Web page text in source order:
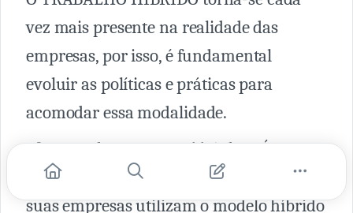
vez mais presente na realidade das
empresas, por isso, é fundamental
evoluir as políticas e práticas para
acomodar essa modalidade.
📍 Segundo o Gartner, 66% dos LÍDERES
de RECURSOS HUMANOS dizem que
suas empresas utilizam o modelo híbrido